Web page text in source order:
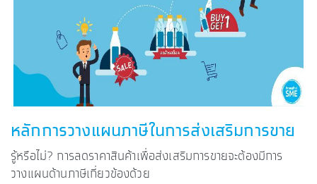
หลักการวางแผนภาษีในการส่งเสริมการขาย
รู้หรือไม่? การลดราคาสินค้าเพื่อส่งเสริมการขายจะต้องมีการ
วางแผนด้านภาษีเกี่ยวข้องด้วย